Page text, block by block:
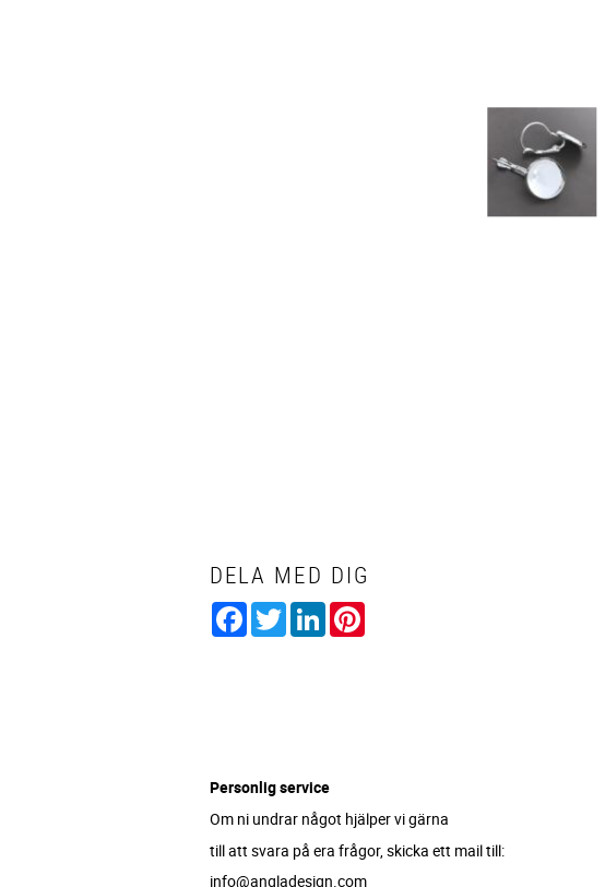
DELA MED DIG
Facebook
TwitterLinkedIn
Personlig service
Om ni undrar något hjälper vi gärna
till att svara på era frågor, skicka ett mail till:
info@angladesign.com